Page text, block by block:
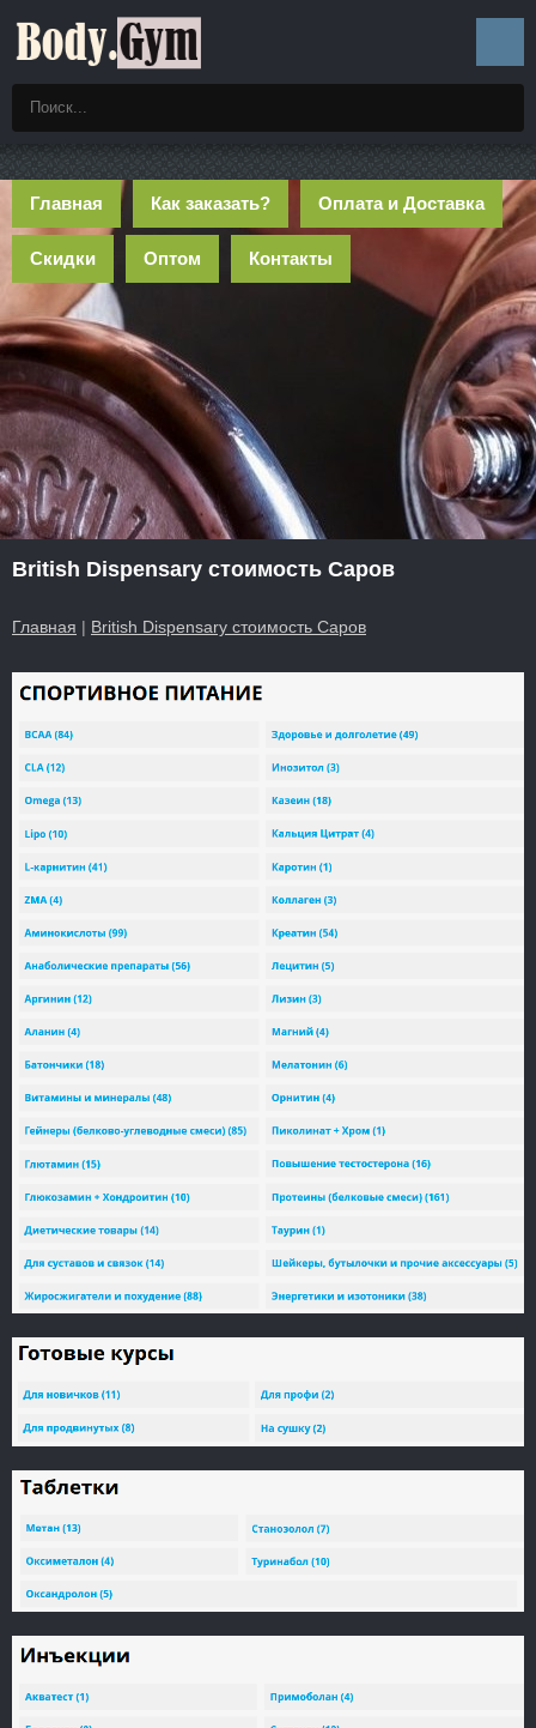
Главная Как заказать? Оплата и Доставка
Скидки Оптом Контакты
British Dispensary стоимость Саров
Главная | British Dispensary стоимость Саров